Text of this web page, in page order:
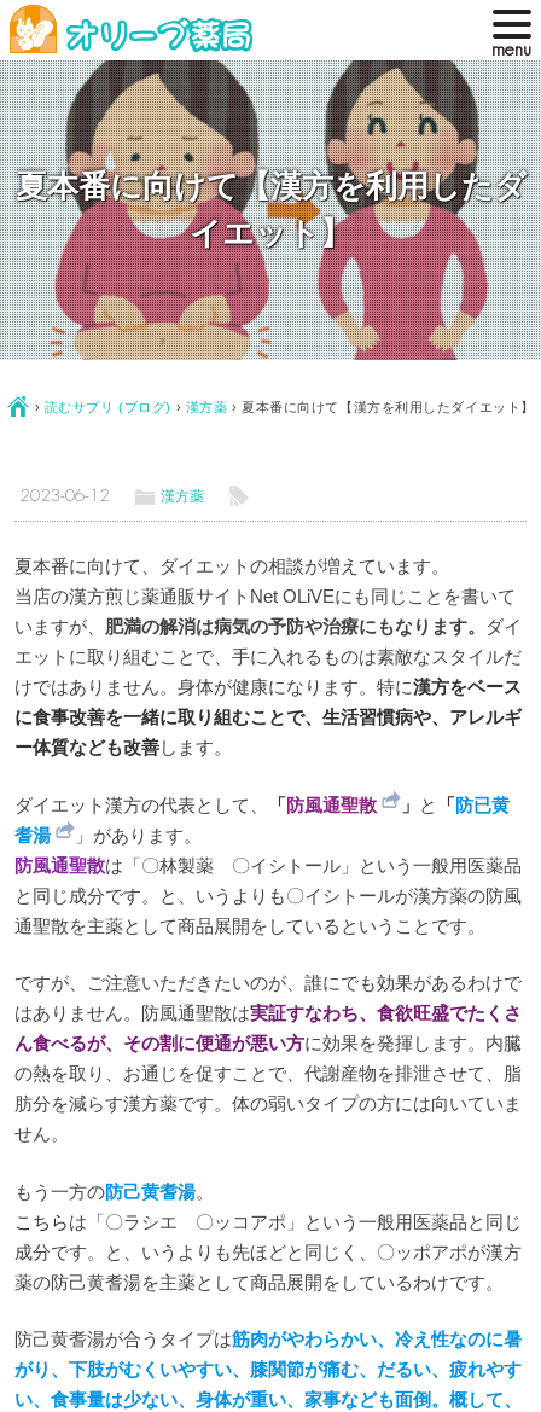
夏本番に向けて【漢方を利用したダ
イエット】
Ç › 読むサプリ (ブログ) › 漢方薬 › 夏本番に向けて【漢方を利用したダイエット】
2023-06-12 ë 漢方薬 l
夏本番に向けて、ダイエットの相談が増えています。
当店の漢方煎じ薬通販サイトNet OLiVEにも同じことを書いて
いますが、 肥満の解消は病気の予防や治療にもなります。
ダイ
エットに取り組むことで、手に入れるものは素敵なスタイルだ
けではありません。身体が健康になります。特に漢方をベース
に食事改善を一緒に取り組むことで、生活習慣病や、アレルギ
ー体質なども改善します。
ダイエット漢方の代表として、 「防風通聖散 」 と 「防已黄
耆湯
」があります。
防風通聖散は「〇林製薬 〇イシトール」という一般用医薬品
と同じ成分です。と、いうよりも〇イシトールが漢方薬の防風
通聖散を主薬として商品展開をしているということです。
ですが、ご注意いただきたいのが、誰にでも効果があるわけで
はありません。防風通聖散は実証すなわち、食欲旺盛でたくさ
ん食べるが、その割に便通が悪い方に効果を発揮します。内臓
の熱を取り、お通じを促すことで、代謝産物を排泄させて、脂
肪分を減らす漢方薬です。体の弱いタイプの方には向いていま
せん。
もう一方の防己黄耆湯。
こちらは「〇ラシエ 〇ッコアポ」という一般用医薬品と同じ
成分です。と、いうよりも先ほどと同じく、〇ッポアポが漢方
薬の防己黄耆湯を主薬として商品展開をしているわけです。
防己黄耆湯が合うタイプは筋肉がやわらかい、冷え性なのに暑
がり、下肢がむくいやすい、膝関節が痛む、だるい、疲れやす
い、食事量は少ない、身体が重い、家事なども面倒。概して、